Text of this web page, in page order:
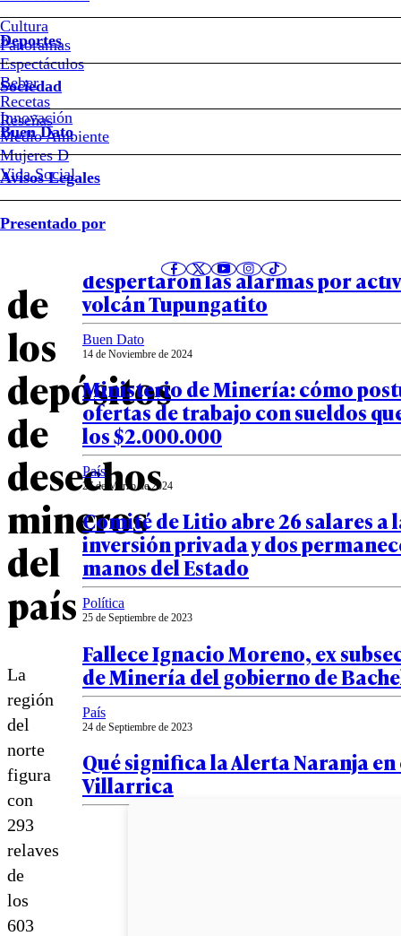
Cultura
Panoramas
Espectáculos
Beber
Recetas
Reseñas
Deportes
Sociedad
Innovación
Medio Ambiente
Mujeres D
Vida Social
Buen Dato
Avisos Legales
Presentado por
Coquimbo
posee
cerca
de
la
de
los
depósitos
de
desechos
mineros
del
país
La
región
del
norte
figura
con
293
relaves
de
los
603
Notas relacionadas
24 de Marzo de 2025
20 temblores en menos de 24
despertaron las alarmas por
volcán Tupungatito
Buen Dato
14 de Noviembre de 2024
Ministerio de Minería: cómo
ofertas de trabajo con sueldos
los $2.000.000
País
27 de Marzo de 2024
Comité de Litio abre 26 salares a
inversión privada y dos
manos del Estado
Política
25 de Septiembre de 2023
Fallece Ignacio Moreno, ex
de Minería del gobierno de
País
24 de Septiembre de 2023
Qué significa la Alerta Naranja en
Villarrica